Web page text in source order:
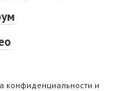
конфиденциальности и